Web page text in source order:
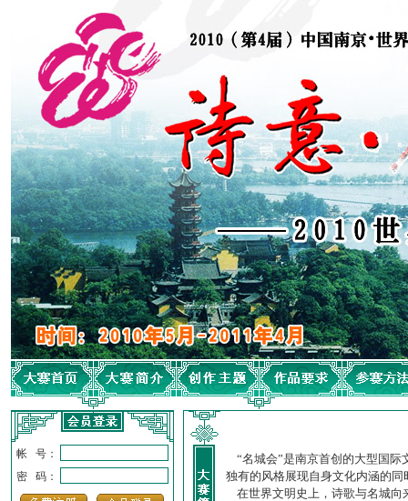
帐 号：
密 码：
“名城会”是南京首创的大型国际
独有的风格展现自身文化内涵的
在世界文明史上，诗歌与名城向